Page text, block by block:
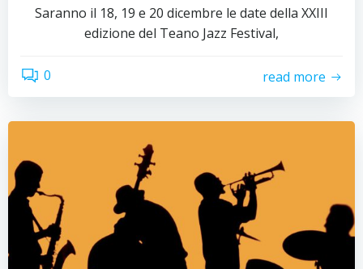
Saranno il 18, 19 e 20 dicembre le date della XXIII
edizione del Teano Jazz Festival,
0 read more